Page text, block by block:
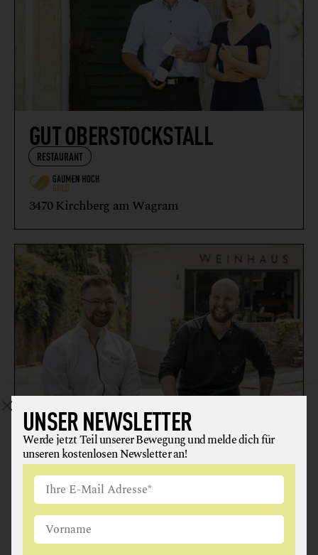
GUT OBERSTOCKSTALL
RESTAURANT
3470 Kirchberg am Wagram
WEINHAUS – KIRCHBERG AM
WAGRAM
RESTAURANT
3470 Kirchberg am Wagram
UNSER NEWSLETTER
Werde jetzt Teil unserer Bewegung und melde dich für
unseren kostenlosen Newsletter an!